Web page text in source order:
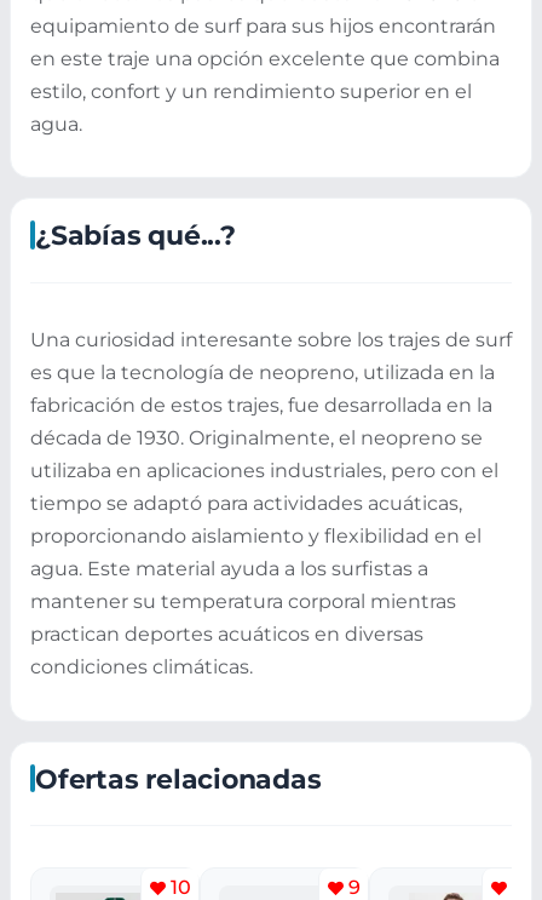
equipamiento de surf para sus hijos encontrarán
en este traje una opción excelente que combina
estilo, confort y un rendimiento superior en el
agua.
¿Sabías qué...?
Una curiosidad interesante sobre los trajes de surf
es que la tecnología de neopreno, utilizada en la
fabricación de estos trajes, fue desarrollada en la
década de 1930. Originalmente, el neopreno se
utilizaba en aplicaciones industriales, pero con el
tiempo se adaptó para actividades acuáticas,
proporcionando aislamiento y flexibilidad en el
agua. Este material ayuda a los surfistas a
mantener su temperatura corporal mientras
practican deportes acuáticos en diversas
condiciones climáticas.
Ofertas relacionadas
10 9